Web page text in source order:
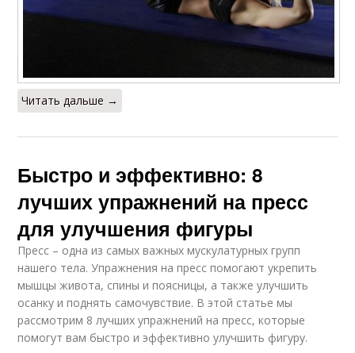
Читать дальше →
Быстро и эффективно: 8
лучших упражнений на пресс
для улучшения фигуры
Пресс – одна из самых важных мускулатурных групп
нашего тела. Упражнения на пресс помогают укрепить
мышцы живота, спины и поясницы, а также улучшить
осанку и поднять самочувствие. В этой статье мы
рассмотрим 8 лучших упражнений на пресс, которые
помогут вам быстро и эффективно улучшить фигуру.